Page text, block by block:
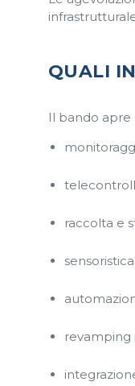
QUALI
Il bando
raccolta e
revamping